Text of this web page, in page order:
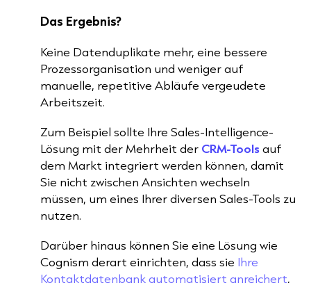
Das Ergebnis?
Keine Datenduplikate mehr, eine bessere
Prozessorganisation und weniger auf
manuelle, repetitive Abläufe vergeudete
Arbeitszeit.
Zum Beispiel sollte Ihre Sales-Intelligence-
Lösung mit der Mehrheit der CRM-Toolsauf
dem Markt integriert werden können, damit
Sie nicht zwischen Ansichten wechseln
müssen, um eines Ihrer diversen Sales-Tools zu
nutzen.
Darüber hinaus können Sie eine Lösung wie
Cognism derart einrichten, dass sie Ihre
Kontaktdatenbank automatisiert anreichert,